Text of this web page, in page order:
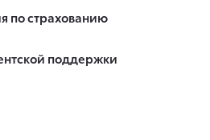
по страхованию
поддержки